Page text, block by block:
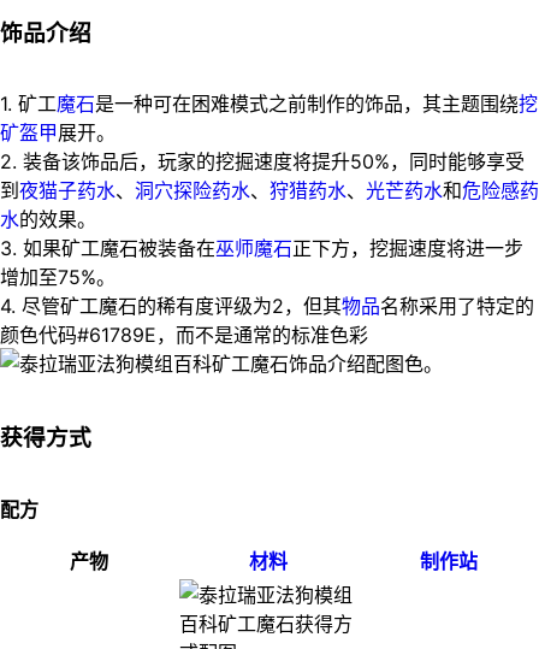
饰品介绍
1. 矿工魔石是一种可在困难模式之前制作的饰品，其主题围绕挖
矿盔甲展开。
2. 装备该饰品后，玩家的挖掘速度将提升50%，同时能够享受
到 夜猫子药水、 洞穴探险药水、 狩猎药水、 光芒药水和危险感药
水的效果。
3. 如果矿工魔石被装备在巫师魔石正下方，挖掘速度将进一步
增加至75%。
4. 尽管矿工魔石的稀有度评级为2，但其物品名称采用了特定的
颜色代码#61789E，而不是通常的标准色彩
色。
获得方式
配方
产物 材料 制作站